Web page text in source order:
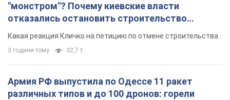
"монстром"? Почему киевские власти
отказались остановить строительство
небоскреба "московского верующего"
Какая реакция Кличко на петицию по отмене строительства
3 години тому 32,7 т.
Армия РФ выпустила по Одессе 11 ракет
различных типов и до 100 дронов: горели